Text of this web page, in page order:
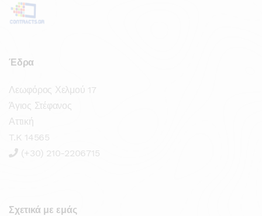
Έδρα
Λεωφόρος Χελμού 17
Άγιος Στέφανος
Αττική
T.K 14565
(+30) 210-2206715
Σχετικά με εμάς